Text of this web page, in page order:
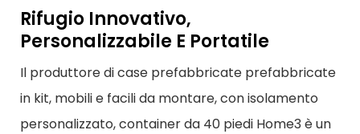
Rifugio Innovativo,
Personalizzabile E Portatile
Il produttore di case prefabbricate prefabbricate
in kit, mobili e facili da montare, con isolamento
personalizzato, container da 40 piedi Home3 è un